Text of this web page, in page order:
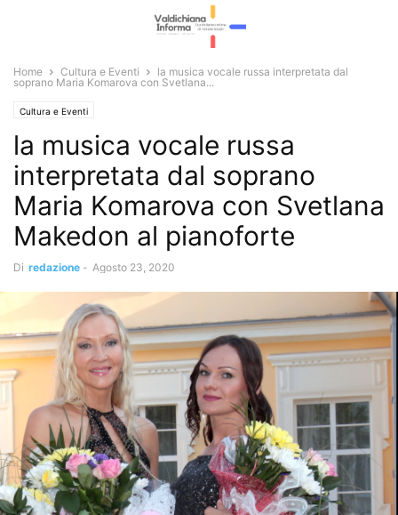
Home Cultura e Eventi
la musica vocale russa interpretata dal
soprano Maria Komarova con Svetlana...
Cultura e Eventi
la musica vocale russa
interpretata dal soprano
Maria Komarova con Svetlana
Makedon al pianoforte
Di redazione - Agosto 23, 2020